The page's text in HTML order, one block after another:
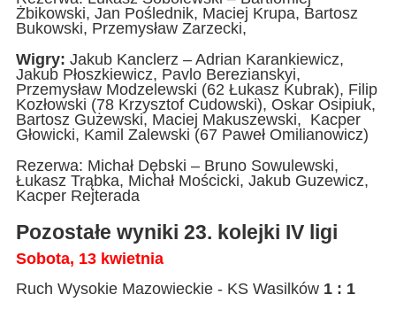
Żbikowski, Jan Poślednik, Maciej Krupa, Bartosz
Bukowski, Przemysław Zarzecki,
Wigry: Jakub Kanclerz – Adrian Karankiewicz,
Jakub Płoszkiewicz, Pavlo Berezianskyi,
Przemysław Modzelewski (62 Łukasz Kubrak), Filip
Kozłowski (78 Krzysztof Cudowski), Oskar Osipiuk,
Bartosz Gużewski, Maciej Makuszewski, Kacper
Głowicki, Kamil Zalewski (67 Paweł Omilianowicz)
Rezerwa: Michał Dębski – Bruno Sowulewski,
Łukasz Trąbka, Michał Mościcki, Jakub Guzewicz,
Kacper Rejterada
Pozostałe wyniki 23. kolejki IV ligi
Sobota, 13 kwietnia
Ruch Wysokie Mazowieckie - KS Wasilków 1 : 1